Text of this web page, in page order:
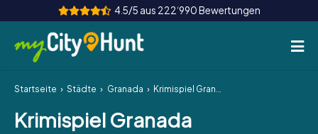
4.5/5 aus 222‘990 Bewertungen
So funktioniert's
Städte
Startseite Städte Granada Krimispiel Granada
Krimispiel Granada